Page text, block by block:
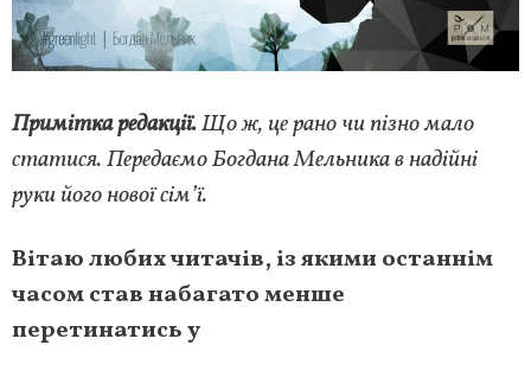
Примітка редакції.Що ж, це рано чи пізно мало
статися. Передаємо Богдана Мельника в надійні
руки його нової сім’ї.
Вітаю любих читачів, із якими останнім
часом став набагато менше
перетинатись у